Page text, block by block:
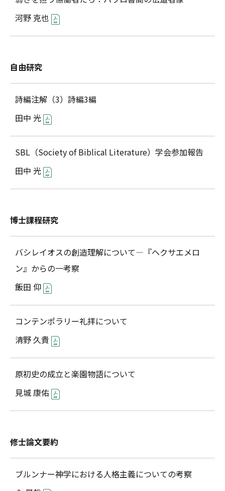
河野 克也
自由研究
詩編注解（3）詩編3編
田中 光
SBL（Society of Biblical Literature）学会参加報告
田中 光
博士課程研究
バシレイオスの創造理解について―『ヘクサエメロ
ン』からの一考察
飯田 仰
コンテンポラリー礼拝について
清野 久貴
原初史の成立と楽園物語について
見城 康佑
修士論文要約
ブルンナー神学における人格主義についての考察